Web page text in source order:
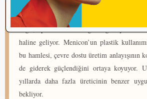
S ürdürülebilirlik artık yalnızca bir
değil, optik sektörünün geleceğini
haline geliyor. Menicon’un plastik
bu hamlesi, çevre dostu üretim anlayışının
de giderek güçlendiğini ortaya koyuyor.
yıllarda daha fazla üreticinin benzer
bekliyor.